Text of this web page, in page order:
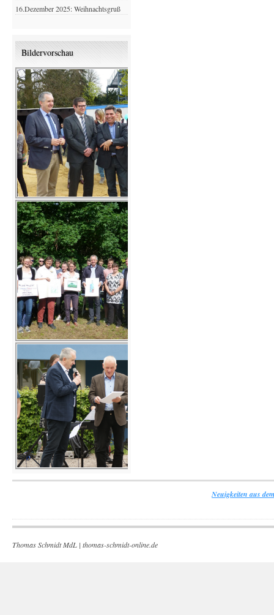
16.Dezember 2025: Weihnachtsgruß
Bildervorschau
Neuigkeiten aus
Thomas Schmidt MdL | thomas-schmidt-online.de